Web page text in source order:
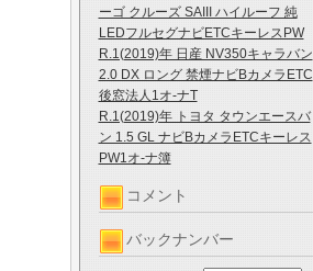
ーゴ クルーズ SAIII ハイルーフ 純
LEDフルセグナビETCキーレスPW
R.1(2019)年 日産 NV350キャラバン
2.0 DX ロング 禁煙ナビBカメラETC
後窓法人1オ-ナT
R.1(2019)年 トヨタ タウンエースバ
ン 1.5 GL ナビBカメラETCキーレス
PW1オ-ナ簿
コメント
バックナンバー